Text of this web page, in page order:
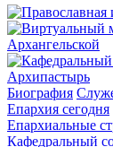
Архипастырь
Биография
Епархия сегодня
Епархиальные
Кафедральный